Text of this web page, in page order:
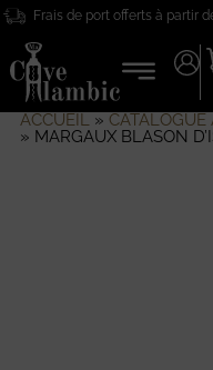
Frais de port offerts à partir
ACCUEIL»
» MARGAUX BLASON